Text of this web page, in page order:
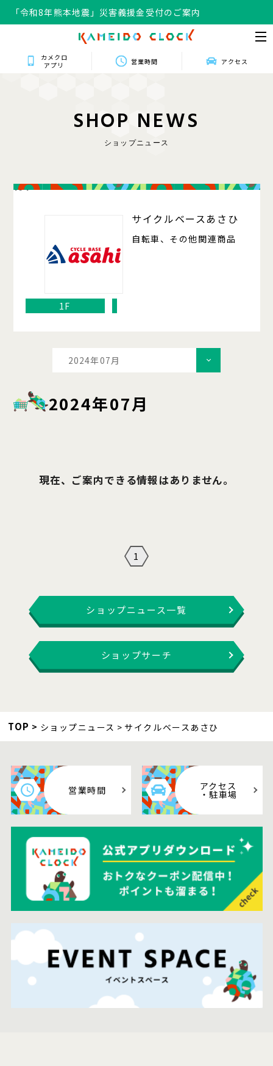
「令和8年熊本地震」災害義援金受付のご案内
カメクロ
アプリ
営業時間 アクセス
SHOP NEWS
ショップニュース
104
サイクルベースあさひ
自転車、その他関連商品
1F
2024年07月
2024年07月
現在、ご案内できる情報はありません。
1
ショップニュース一覧
ショップサーチ
TOP ショップニュース サイクルベースあさひ
営業時間 アクセス
・駐車場